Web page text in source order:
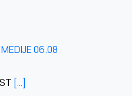
06.08
[…]